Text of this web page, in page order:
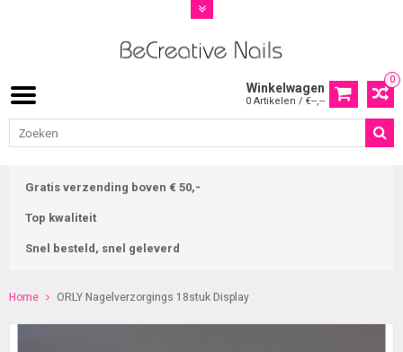
0
Winkelwagen
0 Artikelen / €--,--
Gratis verzending boven € 50,-
Top kwaliteit
Snel besteld, snel geleverd
Home ORLY Nagelverzorgings 18stuk Display